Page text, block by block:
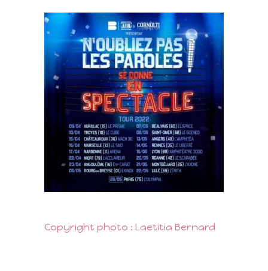
Copyright photo : Laetitia Bernard